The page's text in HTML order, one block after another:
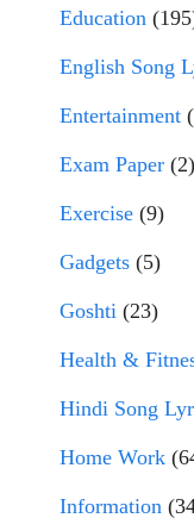
Education
English Song
Entertainment
Exam Paper (2)
Exercise (9)
Gadgets (5)
Goshti (23)
Health &
Hindi Song
Home Work
Information